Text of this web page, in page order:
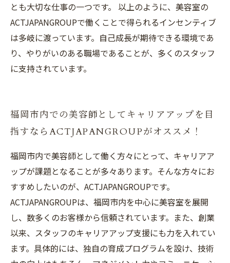
とも大切な仕事の一つです。 以上のように、美容室の
ACTJAPANGROUPで働くことで得られるインセンティブ
は多岐に渡っています。自己成長が期待できる環境であ
り、やりがいのある職場であることが、多くのスタッフ
に支持されています。
福岡市内での美容師としてキャリアアップを目
指すならACTJAPANGROUPがオススメ！
福岡市内で美容師として働く方々にとって、キャリアア
ップが課題となることが多々あります。そんな方々にお
すすめしたいのが、ACTJAPANGROUPです。
ACTJAPANGROUPは、福岡市内を中心に美容室を展開
し、数多くのお客様から信頼されています。また、創業
以来、スタッフのキャリアアップ支援にも力を入れてい
ます。具体的には、独自の育成プログラムを設け、技術